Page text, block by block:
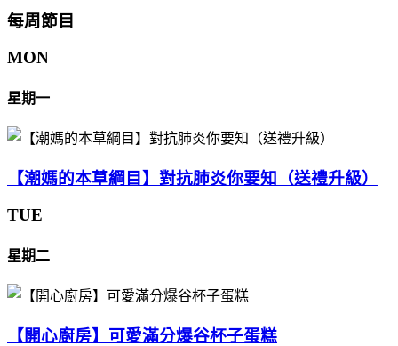
每周節目
MON
星期一
【潮媽的本草綱目】對抗肺炎你要知（送禮升級）
TUE
星期二
【開心廚房】可愛滿分爆谷杯子蛋糕